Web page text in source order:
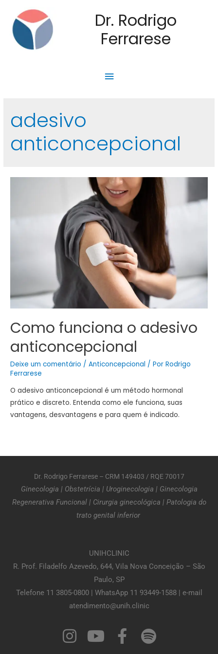
Dr. Rodrigo
Ferrarese
adesivo
anticoncepcional
Como funciona o adesivo
anticoncepcional
Deixe um comentário /Anticoncepcional / PorRodrigo
Ferrarese
O adesivo anticoncepcional é um método hormonal
prático e discreto. Entenda como ele funciona, suas
vantagens, desvantagens e para quem é indicado.
Dr. Rodrigo Ferrarese – CRM 149403 / RQE 70017
Ginecologia | Obstetrícia | Uroginecologia | Ginecologia
Regenerativa Funcional| Cirurgia ginecológica | Patologia do
trato genital inferior
UNIHCLINIC
R. Prof. Filadelfo Azevedo, 644, Vila Nova Conceição – São
Paulo, SP
Telefone 11 3805-0800 | WhatsApp 11 93449-1588 | e-mail
atendimento@unih.clinic